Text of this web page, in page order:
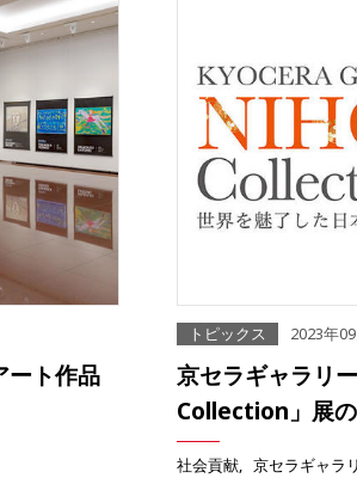
ート作品
トピックス 2023年
京セラギャラリ
Collection」展
社会貢献 京セラギャラ